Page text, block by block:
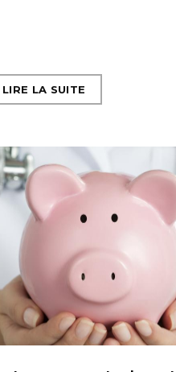
LIRE LA SUITE